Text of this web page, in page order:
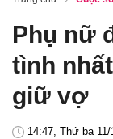
Phụ nữ
tình
giữ vợ
14:47, Thứ ba 11/